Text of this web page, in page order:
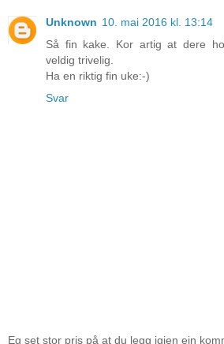
Unknown 10. mai 2016 kl. 13:14
Så fin kake. Kor artig at dere
veldig trivelig.
Ha en riktig fin uke:-)
Svar
Eg set stor pris på at du legg igjen ein